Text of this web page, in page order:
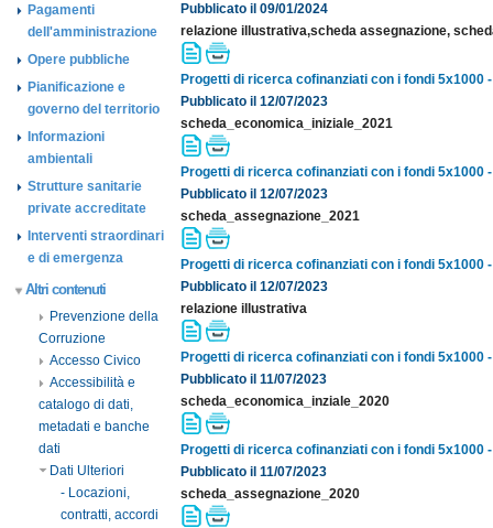
Pagamenti
dell'amministrazione
Opere pubbliche
Pianificazione e
governo del territorio
Informazioni
ambientali
Strutture sanitarie
private accreditate
Interventi straordinari
e di emergenza
Altri contenuti
Prevenzione della
Corruzione
Accesso Civico
Accessibilità e
catalogo di dati,
metadati e banche
dati
Dati Ulteriori
- Locazioni,
contratti, accordi
Pubblicato il 09/01/2024
relazione illustrativa,scheda assegnazione,
Progetti di ricerca cofinanziati con i fondi 5x1000
Pubblicato il 12/07/2023
scheda_economica_iniziale_2021
Progetti di ricerca cofinanziati con i fondi 5x1000
Pubblicato il 12/07/2023
scheda_assegnazione_2021
Progetti di ricerca cofinanziati con i fondi 5x1000
Pubblicato il 12/07/2023
relazione illustrativa
Progetti di ricerca cofinanziati con i fondi 5x1000
Pubblicato il 11/07/2023
scheda_economica_inziale_2020
Progetti di ricerca cofinanziati con i fondi 5x1000
Pubblicato il 11/07/2023
scheda_assegnazione_2020